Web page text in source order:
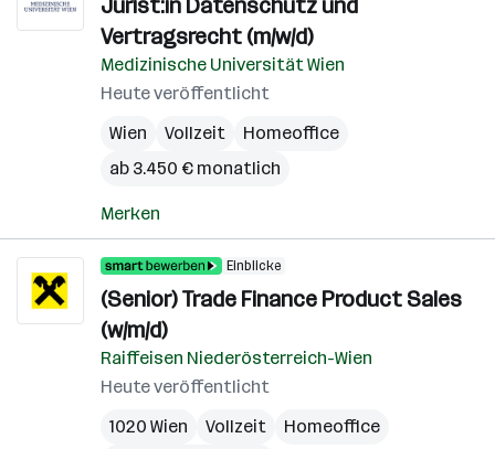
Jurist:in Datenschutz und
Vertragsrecht (m/w/d)
Medizinische Universität Wien
Heute veröffentlicht
Wien
Vollzeit
Homeoffice
ab 3.450 € monatlich
Merken
Einblicke
(Senior) Trade Finance Product Sales
(w/m/d)
Raiffeisen Niederösterreich-Wien
Heute veröffentlicht
1020 Wien
Vollzeit
Homeoffice